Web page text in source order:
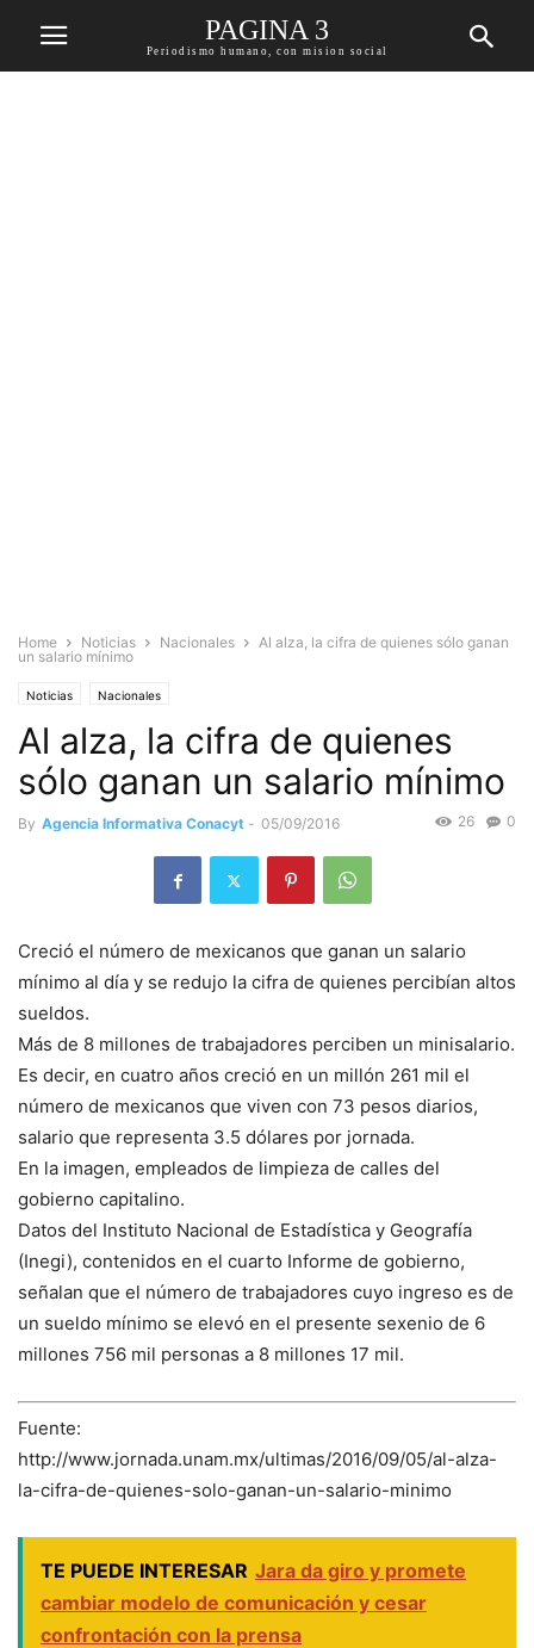
PAGINA 3
Periodismo humano, con mision social
Home Noticias Nacionales
Al alza, la cifra de quienes sólo ganan
un salario mínimo
Noticias Nacionales
Al alza, la cifra de quienes
sólo ganan un salario mínimo
By Agencia Informativa Conacyt - 05/09/2016 0
26
Creció el número de mexicanos que ganan un salario
mínimo al día y se redujo la cifra de quienes percibían altos
sueldos.
Más de 8 millones de trabajadores perciben un minisalario.
Es decir, en cuatro años creció en un millón 261 mil el
número de mexicanos que viven con 73 pesos diarios,
salario que representa 3.5 dólares por jornada.
En la imagen, empleados de limpieza de calles del
gobierno capitalino.
Datos del Instituto Nacional de Estadística y Geografía
(Inegi), contenidos en el cuarto Informe de gobierno,
señalan que el número de trabajadores cuyo ingreso es de
un sueldo mínimo se elevó en el presente sexenio de 6
millones 756 mil personas a 8 millones 17 mil.
Fuente:
http://www.jornada.unam.mx/ultimas/2016/09/05/al-alza-
la-cifra-de-quienes-solo-ganan-un-salario-minimo
TE PUEDE INTERESAR Jara da giro y promete
cambiar modelo de comunicación y cesar
confrontación con la prensa